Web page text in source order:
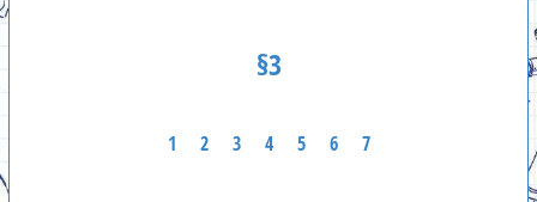
§3
1 2 3 4 5 6 7